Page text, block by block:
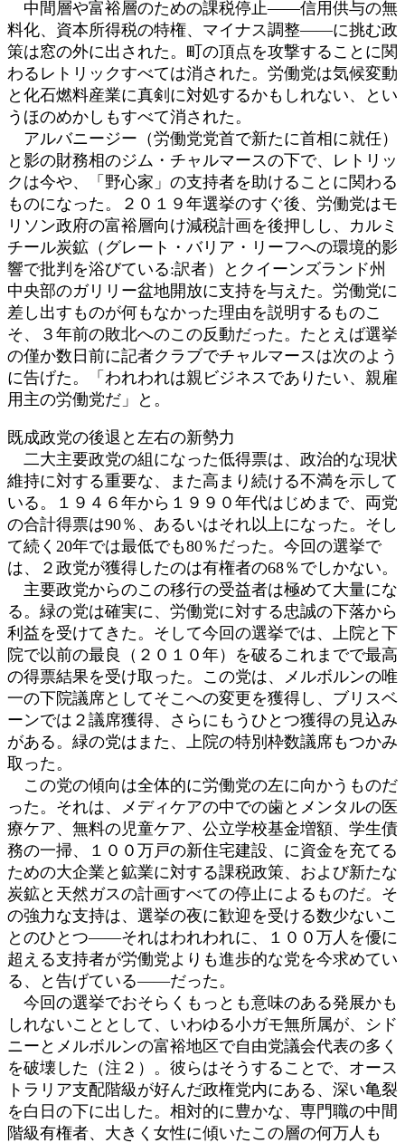
中間層や富裕層のための課税停止――信用供与の無
料化、資本所得税の特権、マイナス調整――に挑む政
策は窓の外に出された。町の頂点を攻撃することに関
わるレトリックすべては消された。労働党は気候変動
と化石燃料産業に真剣に対処するかもしれない、とい
うほのめかしもすべて消された。
アルバニージー（労働党党首で新たに首相に就任）
と影の財務相のジム・チャルマースの下で、レトリッ
クは今や、「野心家」の支持者を助けることに関わる
ものになった。２０１９年選挙のすぐ後、労働党はモ
リソン政府の富裕層向け減税計画を後押しし、カルミ
チール炭鉱（グレート・バリア・リーフへの環境的影
響で批判を浴びている:訳者）とクイーンズランド州
中央部のガリリー盆地開放に支持を与えた。労働党に
差し出すものが何もなかった理由を説明するものこ
そ、３年前の敗北へのこの反動だった。たとえば選挙
の僅か数日前に記者クラブでチャルマースは次のよう
に告げた。「われわれは親ビジネスでありたい、親雇
用主の労働党だ」と。
既成政党の後退と左右の新勢力
二大主要政党の組になった低得票は、政治的な現状
維持に対する重要な、また高まり続ける不満を示して
いる。１９４６年から１９９０年代はじめまで、両党
の合計得票は90％、あるいはそれ以上になった。そし
て続く20年では最低でも80％だった。今回の選挙で
は、２政党が獲得したのは有権者の68％でしかない。
主要政党からのこの移行の受益者は極めて大量にな
る。緑の党は確実に、労働党に対する忠誠の下落から
利益を受けてきた。そして今回の選挙では、上院と下
院で以前の最良（２０１０年）を破るこれまでで最高
の得票結果を受け取った。この党は、メルボルンの唯
一の下院議席としてそこへの変更を獲得し、ブリスベ
ーンでは２議席獲得、さらにもうひとつ獲得の見込み
がある。緑の党はまた、上院の特別枠数議席もつかみ
取った。
この党の傾向は全体的に労働党の左に向かうものだ
った。それは、メディケアの中での歯とメンタルの医
療ケア、無料の児童ケア、公立学校基金増額、学生債
務の一掃、１００万戸の新住宅建設、に資金を充てる
ための大企業と鉱業に対する課税政策、および新たな
炭鉱と天然ガスの計画すべての停止によるものだ。そ
の強力な支持は、選挙の夜に歓迎を受ける数少ないこ
とのひとつ――それはわれわれに、１００万人を優に
超える支持者が労働党よりも進歩的な党を今求めてい
る、と告げている――だった。
今回の選挙でおそらくもっとも意味のある発展かも
しれないこととして、いわゆる小ガモ無所属が、シド
ニーとメルボルンの富裕地区で自由党議会代表の多く
を破壊した（注２）。彼らはそうすることで、オース
トラリア支配階級が好んだ政権党内にある、深い亀裂
を白日の下に出した。相対的に豊かな、専門職の中間
階級有権者、大きく女性に傾いたこの層の何万人も